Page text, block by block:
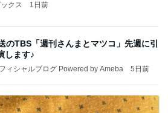
クス 1日前
のTBS「週刊さんまとマツコ」先週に引
します♪
ィシャルブログ Powered by Ameba 5日前